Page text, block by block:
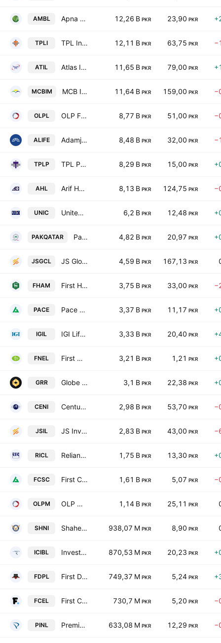
AMBL Apna Microfinance Bank Limited 12,26 B PKR 23,90 PKR
TPLI TPL Insurance Ltd 12,11 B PKR 63,75 PKR
ATIL Atlas Insurance Limited 11,65 B PKR 79,00 PKR
MCBIM MCB Investment Management Limited 11,64 B PKR 159,00 PKR
OLPL OLP Financial Services Pakistan Limited 8,77 B PKR 51,00 PKR
ALIFE Adamjee Life Assurance Company Limited 8,48 B PKR 32,00 PKR
TPLP TPL Properties Ltd. 8,29 B PKR 15,00 PKR
AHL Arif Habib Limited 8,13 B PKR 124,75 PKR
UNIC United Insurance Co. of Pakistan Ltd. 6,2 B PKR 12,48 PKR
PAKQATAR Pak-Qatar Family Takaful Ltd. 4,82 B PKR 20,97 PKR
JSGCL JS Global Capital Limited 4,59 B PKR 167,13 PKR
FHAM First Habib Modaraba 3,75 B PKR 33,00 PKR
PACE Pace Pakistan Ltd. 3,37 B PKR 11,17 PKR
IGIL IGI Life Insurance Limited 3,33 B PKR 20,40 PKR
FNEL First National Equities Limited 3,21 B PKR 1,21 PKR
GRR Globe Residency REIT 3,1 B PKR 22,38 PKR
CENI Century Insurance Co., Ltd. 2,98 B PKR 53,70 PKR
JSIL JS Investments Limited 2,83 B PKR 43,00 PKR
RICL Reliance Insurance Co Ltd 1,75 B PKR 13,30 PKR
FCSC First Capital Securities Corporation Limited 1,61 B PKR 5,07 PKR
OLPM OLP Modaraba 1,14 B PKR 25,11 PKR
SHNI Shaheen Insurance Co. Ltd. 938,07 M PKR 8,90 PKR
ICIBL Invest Capital Investment Bank Limited 870,53 M PKR 20,23 PKR
FDPL First Dawood Properties Limited 749,37 M PKR 5,24 PKR
FCEL First Capital Equities Ltd. 730,7 M PKR 5,20 PKR
PINL Premier Insurance Co. of Pakistan Ltd. 633,08 M PKR 12,29 PKR